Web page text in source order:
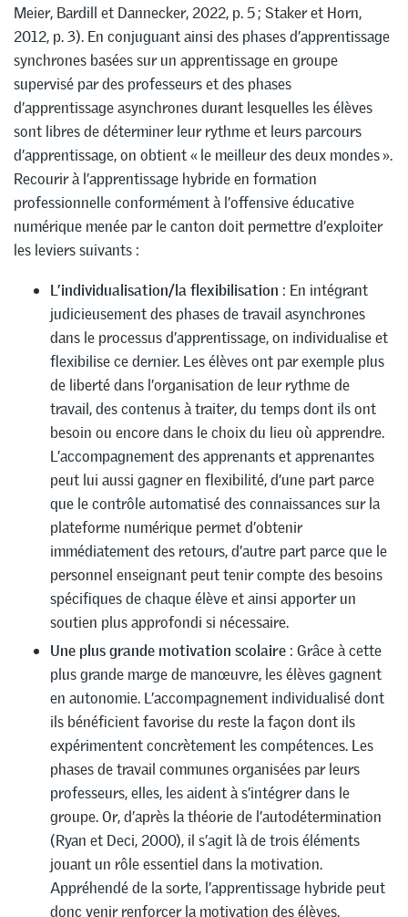
Meier, Bardill et Dannecker, 2022, p. 5 ; Staker et Horn,
2012, p. 3). En conjuguant ainsi des phases d’apprentissage
synchrones basées sur un apprentissage en groupe
supervisé par des professeurs et des phases
d’apprentissage asynchrones durant lesquelles les élèves
sont libres de déterminer leur rythme et leurs parcours
d’apprentissage, on obtient « le meilleur des deux mondes ».
Recourir à l’apprentissage hybride en formation
professionnelle conformément à l’offensive éducative
numérique menée par le canton doit permettre d’exploiter
les leviers suivants :
L’individualisation/la flexibilisation : En intégrant
judicieusement des phases de travail asynchrones
dans le processus d’apprentissage, on individualise et
flexibilise ce dernier. Les élèves ont par exemple plus
de liberté dans l’organisation de leur rythme de
travail, des contenus à traiter, du temps dont ils ont
besoin ou encore dans le choix du lieu où apprendre.
L’accompagnement des apprenants et apprenantes
peut lui aussi gagner en flexibilité, d’une part parce
que le contrôle automatisé des connaissances sur la
plateforme numérique permet d’obtenir
immédiatement des retours, d’autre part parce que le
personnel enseignant peut tenir compte des besoins
spécifiques de chaque élève et ainsi apporter un
soutien plus approfondi si nécessaire.
Une plus grande motivation scolaire : Grâce à cette
plus grande marge de manœuvre, les élèves gagnent
en autonomie. L’accompagnement individualisé dont
ils bénéficient favorise du reste la façon dont ils
expérimentent concrètement les compétences. Les
phases de travail communes organisées par leurs
professeurs, elles, les aident à s’intégrer dans le
groupe. Or, d’après la théorie de l’autodétermination
(Ryan et Deci, 2000), il s’agit là de trois éléments
jouant un rôle essentiel dans la motivation.
Appréhendé de la sorte, l’apprentissage hybride peut
donc venir renforcer la motivation des élèves.